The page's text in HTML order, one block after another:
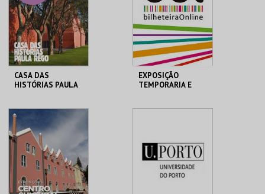
MAIS INFO
COMPRAR
MAIS INFO
COMPRAR
CASA DAS
HISTÓRIAS PAULA
CASA HIST. PAULA
REGO
MAIS INFO
COMPRAR
EXPOSIÇÃO
TEMPORARIA E
MAIS INFO
COMPRAR